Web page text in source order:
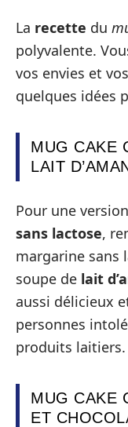
La recette du
polyvalente.
vos envies et
quelques idées
MUG CAKE
LAIT
Pour une
sans lactose,
margarine sans
soupe de lait
aussi délicieux
personnes
produits laitiers.
MUG CAKE
ET